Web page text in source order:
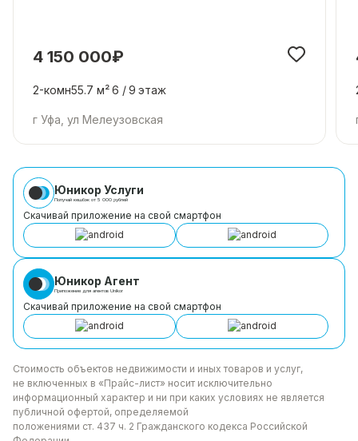
4 150 000₽
2-комн55.7 м²6 /9 этаж
г Уфа, ул Мелеузовская
Юникор Услуги
Получай кешбэк от 5 000 рублей
Скачивай приложение на свой смартфон
Юникор Агент
Приложение для агентов Unikor
Скачивай приложение на свой смартфон
Стоимость объектов недвижимости и иных товаров и услуг,
не включенных в «Прайс-лист» носит исключительно
информационный характер и ни при каких условиях не является
публичной офертой, определяемой
положениями ст. 437 ч. 2 Гражданского кодекса Российской